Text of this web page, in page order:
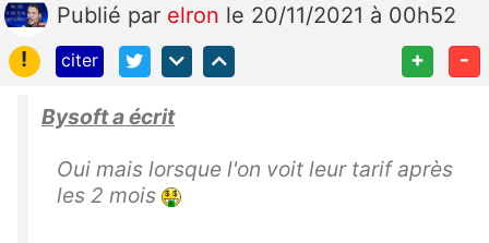
Publié par elron le 20/11/2021 à 00h52
!
citer + -
Bysoft a écrit
Oui mais lorsque l'on voit leur tarif après
les 2 mois